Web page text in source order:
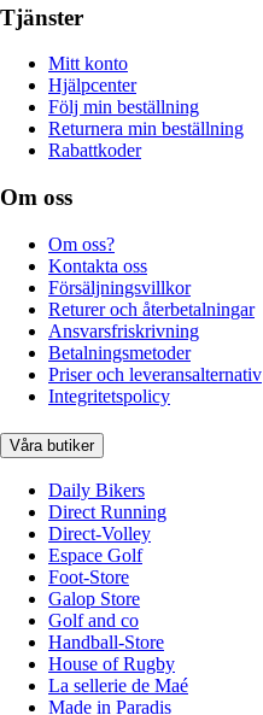
Tjänster
Mitt konto
Hjälpcenter
Följ min beställning
Returnera min beställning
Rabattkoder
Om oss
Om oss?
Kontakta oss
Försäljningsvillkor
Returer och återbetalningar
Ansvarsfriskrivning
Betalningsmetoder
Priser och leveransalternativ
Integritetspolicy
Våra butiker
Daily Bikers
Direct Running
Direct-Volley
Espace Golf
Foot-Store
Galop Store
Golf and co
Handball-Store
House of Rugby
La sellerie de Maé
Made in Paradis